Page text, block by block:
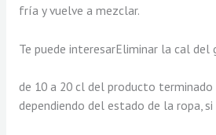
fría y vuelve a mezclar.
Te puede interesarEliminar la cal
de 10 a 20 cl del producto terminado
dependiendo del estado de la ropa,